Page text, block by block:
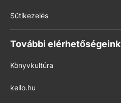
Sütikezelés
További elérhetőségeink
Könyvkultúra
kello.hu